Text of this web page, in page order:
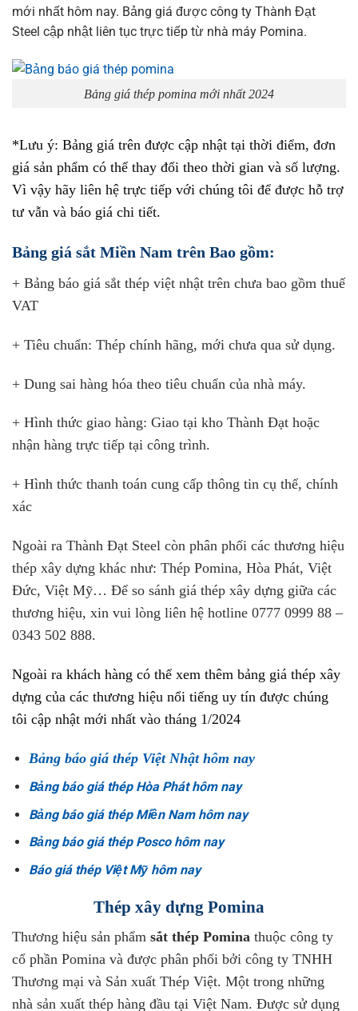
mới nhất hôm nay. Bảng giá được công ty Thành Đạt
Steel cập nhật liên tục trực tiếp từ nhà máy Pomina.
Bảng giá thép pomina mới nhất 2024
*Lưu ý: Bảng giá trên được cập nhật tại thời điểm, đơn
giá sản phẩm có thể thay đổi theo thời gian và số lượng.
Vì vậy hãy liên hệ trực tiếp với chúng tôi để được hỗ trợ
tư vẫn và báo giá chi tiết.
Bảng giá sắt Miền Nam trên Bao gồm:
+ Bảng báo giá sắt thép việt nhật trên chưa bao gồm thuế
VAT
+ Tiêu chuẩn: Thép chính hãng, mới chưa qua sử dụng.
+ Dung sai hàng hóa theo tiêu chuẩn của nhà máy.
+ Hình thức giao hàng: Giao tại kho Thành Đạt hoặc
nhận hàng trực tiếp tại công trình.
+ Hình thức thanh toán cung cấp thông tin cụ thể, chính
xác
Ngoài ra Thành Đạt Steel còn phân phối các thương hiệu
thép xây dựng khác như: Thép Pomina, Hòa Phát, Việt
Đức, Việt Mỹ… Để so sánh giá thép xây dựng giữa các
thương hiệu, xin vui lòng liên hệ hotline 0777 0999 88 –
0343 502 888.
Ngoài ra khách hàng có thể xem thêm bảng giá thép xây
dựng của các thương hiệu nổi tiếng uy tín được chúng
tôi cập nhật mới nhất vào tháng 1/2024
Bảng báo giá thép Việt Nhật hôm nay
Bảng báo giá thép Hòa Phát hôm nay
Bảng báo giá thép Miền Nam hôm nay
Bảng báo giá thép Posco hôm nay
Báo giá thép Việt Mỹ hôm nay
Thép xây dựng Pomina
Thương hiệu sản phẩm sắt thép Pomina thuộc công ty
cổ phần Pomina và được phân phối bởi công ty TNHH
Thương mại và Sản xuất Thép Việt. Một trong những
nhà sản xuất thép hàng đầu tại Việt Nam. Được sử dụng